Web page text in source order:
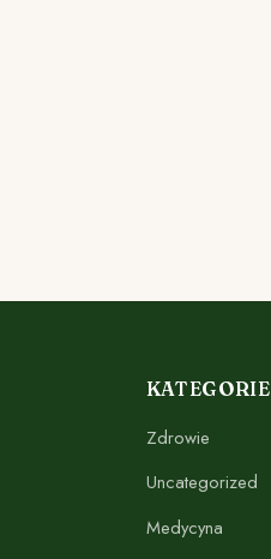
KATEGORIE
Zdrowie
Uncategorized
Medycyna